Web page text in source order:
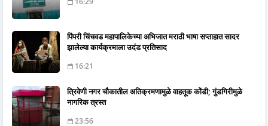
पिंपरी चिंचवड महापालिकेच्या अभिजात मराठी भाषा सप्ताहात सादर
झालेल्या कार्यक्रमाला उदंड प्रतिसाद
16:21
त्रिवेणी नगर चौकातील अतिक्रमणामुळे वाहतूक कोंडी; गुंडगिरीमुळे
नागरिक त्रस्त
23:56